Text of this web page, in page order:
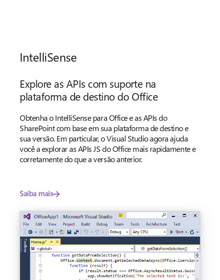
IntelliSense
Explore as APIs com suporte na
plataforma de destino do Office
Obtenha o IntelliSense para Office e as APIs do
SharePoint com base em sua plataforma de destino e
sua versão. Em particular, o Visual Studio agora ajuda
você a explorar as APIs JS do Office mais rapidamente e
corretamente do que a versão anterior.
Saiba mais